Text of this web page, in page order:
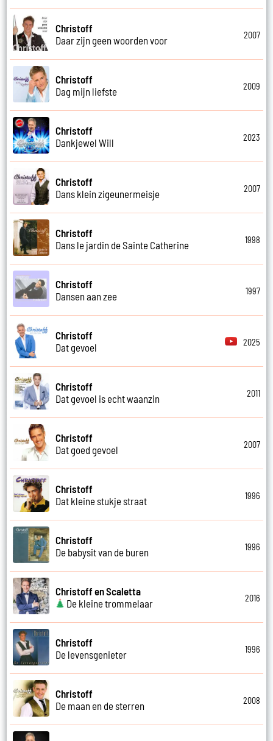
Christoff
Daar zijn geen woorden voor
2007
Christoff
Dag mijn liefste
2009
Christoff
Dankjewel Will
2023
Christoff
Dans klein zigeunermeisje
2007
Christoff
Dans le jardin de Sainte Catherine
1998
Christoff
Dansen aan zee
1997
Christoff
Dat gevoel
2025
Christoff
Dat gevoel is echt waanzin
2011
Christoff
Dat goed gevoel
2007
Christoff
Dat kleine stukje straat
1996
Christoff
De babysit van de buren
1996
Christoff en Scaletta
De kleine trommelaar
2016
Christoff
De levensgenieter
1996
Christoff
De maan en de sterren
2008